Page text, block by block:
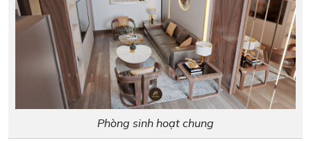
Phòng sinh hoạt chung